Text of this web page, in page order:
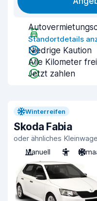
Standortdetails
Niedrige Kaution
Alle Kilometer frei
Jetzt zahlen
Winterreifen
Skoda Fabia
oder ähnliches
Manuell
5